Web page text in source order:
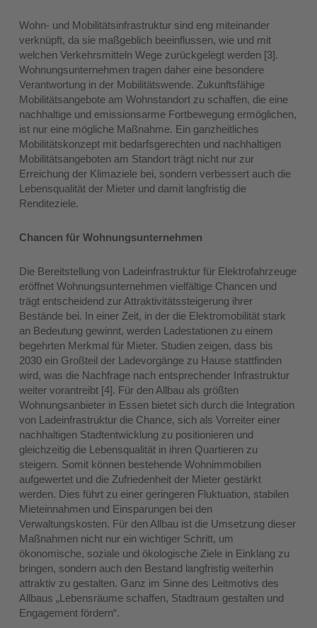
Wohn- und Mobilitätsinfrastruktur sind eng miteinander
verknüpft, da sie maßgeblich beeinflussen, wie und mit
welchen Verkehrsmitteln Wege zurückgelegt werden [3].
Wohnungsunternehmen tragen daher eine besondere
Verantwortung in der Mobilitätswende. Zukunftsfähige
Mobilitätsangebote am Wohnstandort zu schaffen, die eine
nachhaltige und emissionsarme Fortbewegung ermöglichen,
ist nur eine mögliche Maßnahme. Ein ganzheitliches
Mobilitätskonzept mit bedarfsgerechten und nachhaltigen
Mobilitätsangeboten am Standort trägt nicht nur zur
Erreichung der Klimaziele bei, sondern verbessert auch die
Lebensqualität der Mieter und damit langfristig die
Renditeziele.
Chancen für Wohnungsunternehmen
Die Bereitstellung von Ladeinfrastruktur für Elektrofahrzeuge
eröffnet Wohnungsunternehmen vielfältige Chancen und
trägt entscheidend zur Attraktivitätssteigerung ihrer
Bestände bei. In einer Zeit, in der die Elektromobilität stark
an Bedeutung gewinnt, werden Ladestationen zu einem
begehrten Merkmal für Mieter. Studien zeigen, dass bis
2030 ein Großteil der Ladevorgänge zu Hause stattfinden
wird, was die Nachfrage nach entsprechender Infrastruktur
weiter vorantreibt [4]. Für den Allbau als größten
Wohnungsanbieter in Essen bietet sich durch die Integration
von Ladeinfrastruktur die Chance, sich als Vorreiter einer
nachhaltigen Stadtentwicklung zu positionieren und
gleichzeitig die Lebensqualität in ihren Quartieren zu
steigern. Somit können bestehende Wohnimmobilien
aufgewertet und die Zufriedenheit der Mieter gestärkt
werden. Dies führt zu einer geringeren Fluktuation, stabilen
Mieteinnahmen und Einsparungen bei den
Verwaltungskosten. Für den Allbau ist die Umsetzung dieser
Maßnahmen nicht nur ein wichtiger Schritt, um
ökonomische, soziale und ökologische Ziele in Einklang zu
bringen, sondern auch den Bestand langfristig weiterhin
attraktiv zu gestalten. Ganz im Sinne des Leitmotivs des
Allbaus „Lebensräume schaffen, Stadtraum gestalten und
Engagement fördern“.